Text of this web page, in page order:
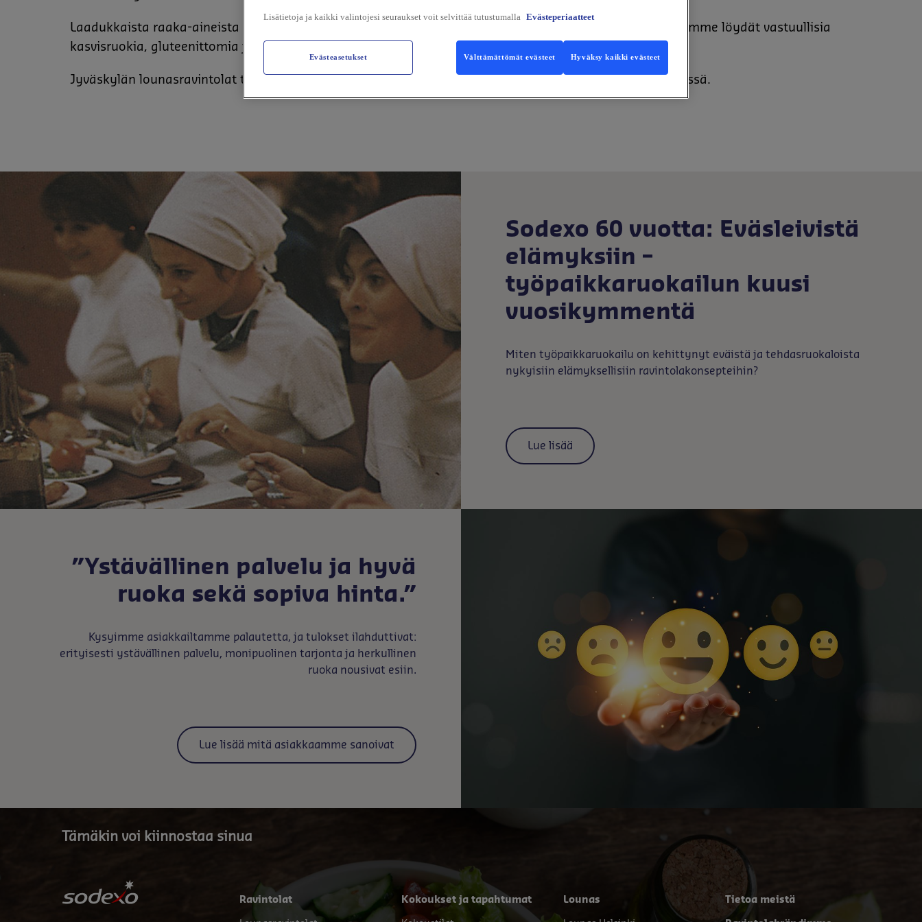
Laadukkaista raaka-aineista valmistetut lounasannokset kattavat monenlaiset ruokavaliot: valikoimistamme löydät vastuullisia
kasvisruokia, gluteenittomia ja laktoosittomia vaihtoehtoja sekä herkullisia liha- ja kala-annoksia.
Jyväskylän lounasravintolat toivottavat sinut tervetulleeksi nauttimaan lounasta viihtyisässä ympäristössä.
Sodexo 60 vuotta: Eväsleivistä
elämyksiin –
työpaikkaruokailun kuusi
vuosikymmentä
Miten työpaikkaruokailu on kehittynyt eväistä ja tehdasruokaloista
nykyisiin elämyksellisiin ravintolakonsepteihin?
Lue lisää
”Ystävällinen palvelu ja hyvä
ruoka sekä sopiva hinta.”
Kysyimme asiakkailtamme palautetta, ja tulokset ilahduttivat:
erityisesti ystävällinen palvelu, monipuolinen tarjonta ja herkullinen
ruoka nousivat esiin.
Lue lisää mitä asiakkaamme sanoivat
Tämäkin voi kiinnostaa sinua
Ravintolat Kokoukset ja tapahtumat Lounas Tietoa meistä
Lisätietoja ja kaikki valintojesi seuraukset voit selvittää tutustumalla Evästeperiaatteet
Evästeasetukset Välttämättömät evästeet Hyväksy kaikki evästeet